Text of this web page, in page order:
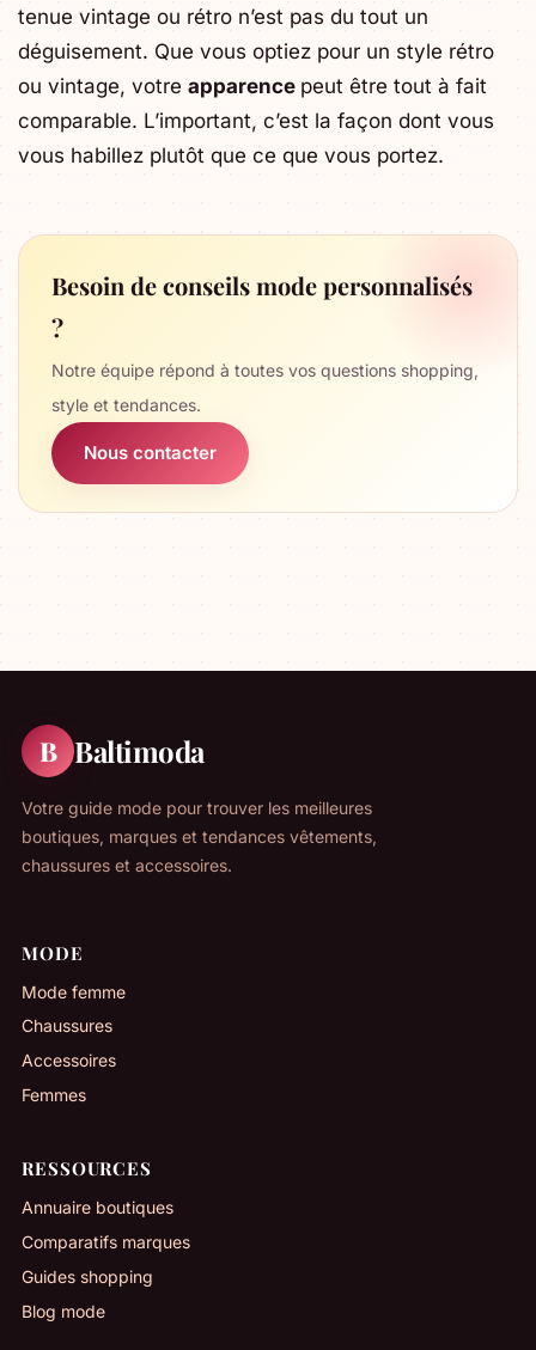
tenue vintage ou rétro n’est pas du tout un
déguisement. Que vous optiez pour un style rétro
ou vintage, votre apparence peut être tout à fait
comparable. L’important, c’est la façon dont vous
vous habillez plutôt que ce que vous portez.
Besoin de conseils mode personnalisés
?
Notre équipe répond à toutes vos questions shopping,
style et tendances.
Nous contacter
B Baltimoda
Votre guide mode pour trouver les meilleures
boutiques, marques et tendances vêtements,
chaussures et accessoires.
MODE
Mode femme
Chaussures
Accessoires
Femmes
RESSOURCES
Annuaire boutiques
Comparatifs marques
Guides shopping
Blog mode